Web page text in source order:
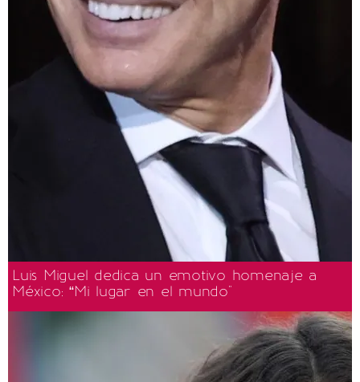
Luis Miguel dedica un emotivo homenaje a
México: “Mi lugar en el mundo"